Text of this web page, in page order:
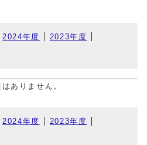
2024年度 2023年度
ありません。
2024年度 2023年度